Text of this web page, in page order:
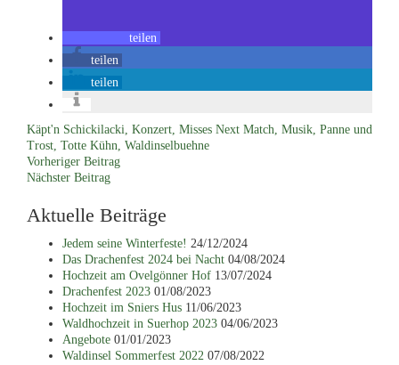
teilen
teilen
teilen
Käpt'n Schickilacki Konzert Misses Next Match Musik Panne und
Trost Totte Kühn Waldinselbuehne
Vorheriger Beitrag
Nächster Beitrag
Aktuelle Beiträge
Jedem seine Winterfeste! 24/12/2024
Das Drachenfest 2024 bei Nacht 04/08/2024
Hochzeit am Ovelgönner Hof 13/07/2024
Drachenfest 2023 01/08/2023
Hochzeit im Sniers Hus 11/06/2023
Waldhochzeit in Suerhop 2023 04/06/2023
Angebote 01/01/2023
Waldinsel Sommerfest 2022 07/08/2022